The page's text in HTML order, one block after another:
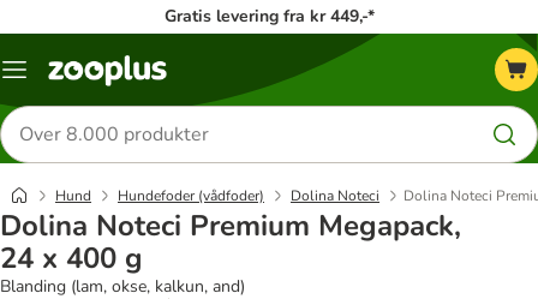
Gratis levering fra kr 449,-*
Menu
Søg
efter
produkter
Hund Hundefoder (vådfoder) Dolina Noteci Dolina Noteci
Dolina Noteci Premium Megapack,
24 x 400 g
Blanding (lam, okse, kalkun, and)